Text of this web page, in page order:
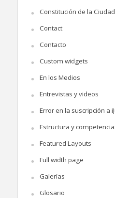
Constitución de la
Contact
Contacto
Custom widgets
En los Medios
Entrevistas y videos
Error en la suscripción a
Estructura y
Featured Layouts
Full width page
Galerías
Glosario